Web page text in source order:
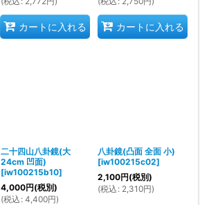
カートに入れる カートに入れる
二十四山八卦鏡(大
24cm 凹面)
[iw100215b10]
4,000円(税別)
(税込 : 4,400円)
八卦鏡(凸面 全面 小)
[iw100215c02]
2,100円(税別)
(税込 : 2,310円)